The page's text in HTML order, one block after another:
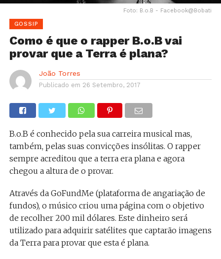
Foto: B.o.B - Facebook@Bobati
GOSSIP
Como é que o rapper B.o.B vai
provar que a Terra é plana?
João Torres
Publicado em 26 Setembro, 2017
B.o.B é conhecido pela sua carreira musical mas,
também, pelas suas convicções insólitas. O rapper
sempre acreditou que a terra era plana e agora
chegou a altura de o provar.
Através da GoFundMe (plataforma de angariação de
fundos), o músico criou uma página com o objetivo
de recolher 200 mil dólares. Este dinheiro será
utilizado para adquirir satélites que captarão imagens
da Terra para provar que esta é plana.